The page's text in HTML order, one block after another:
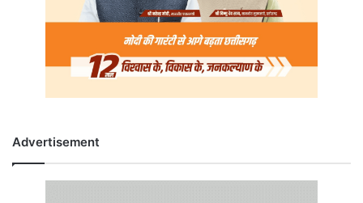
Advertisement